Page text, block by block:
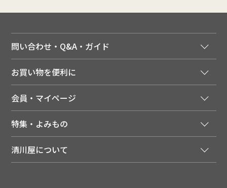
問い合わせ・Q&A・ガイド
ご利用ガイド
領収書について
送料について
配達日について
返品について
お買い物を便利に
季節のカタログを無料でお届け
店舗・ECポイント共通アプリ
LINEお友だち登録
会員・マイページ
会員特典について
注文履歴
特集・よみもの
メディア掲載商品
清川屋について